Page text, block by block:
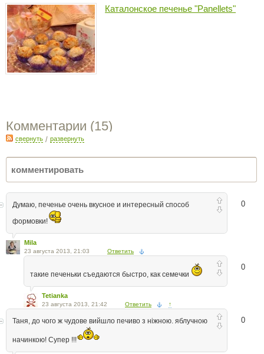
Каталонское печенье "Panellets"
Комментарии (15)
свернуть / развернуть
0
Думаю, печенье очень вкусное и интересный способ
формовки!
Mila
23 августа 2013, 21:03 Ответить
0
такие печеньки съедаются быстро, как семечки
Tetianka
23 августа 2013, 21:42 Ответить ↑
0
Таня, до чого ж чудове вийшло печиво з ніжною. яблучною
начинкою! Супер !!!